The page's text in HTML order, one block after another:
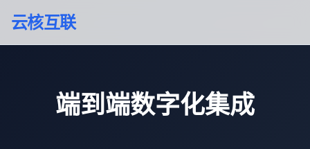
云核互联
端到端数字化集成